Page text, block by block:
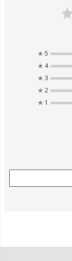
★ 5
★ 4
★ 3
★ 2
★ 1